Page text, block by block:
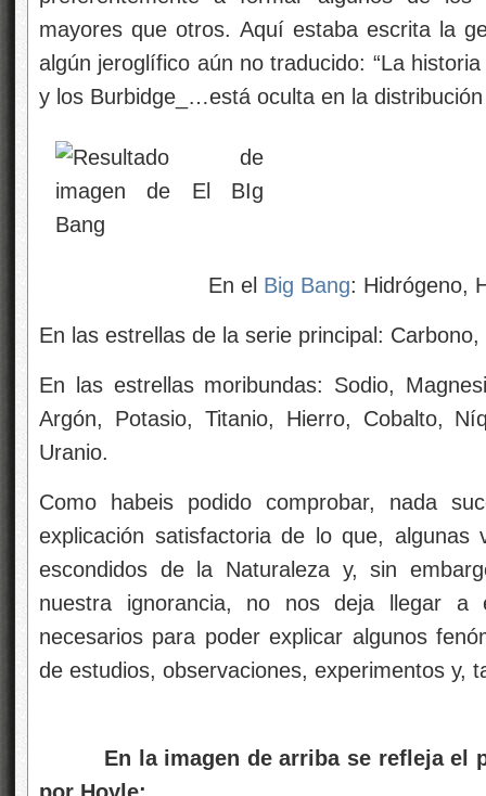
mayores que otros. Aquí estaba escrita la
algún jeroglífico aún no traducido: “La
y los Burbidge_…está oculta en la
En el Big Bang: Hidrógeno,
En las estrellas de la serie principal:
En las estrellas moribundas: Sodio,
Argón, Potasio, Titanio, Hierro, Cobalto,
Uranio.
Como habeis podido comprobar, nada
explicación satisfactoria de lo que, algunas
escondidos de la Naturaleza y, sin
nuestra ignorancia, no nos deja llegar
necesarios para poder explicar algunos
de estudios, observaciones, experimentos y,
En la imagen de arriba se refleja el